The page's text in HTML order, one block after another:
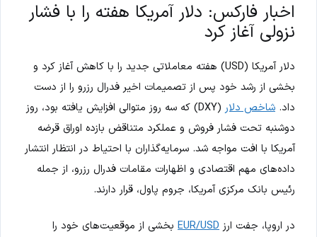
اخبار فارکس: دلار آمریکا هفته را با فشار
نزولی آغاز کرد
دلار آمریکا (USD) هفته معاملاتی جدید را با کاهش آغاز کرد و
بخشی از رشد خود پس از تصمیمات اخیر فدرال رزرو را از دست
داد. شاخص دلار
(DXY) که سه روز متوالی افزایش یافته بود، روز
دوشنبه تحت فشار فروش و عملکرد متناقض بازده اوراق قرضه
آمریکا با افت مواجه شد. سرمایه‌گذاران با احتیاط در انتظار انتشار
داده‌های مهم اقتصادی و اظهارات مقامات فدرال رزرو، از جمله
رئیس بانک مرکزی آمریکا، جروم پاول، قرار دارند.
در اروپا، جفت ارز EUR/USD بخشی از موقعیت‌های خود را